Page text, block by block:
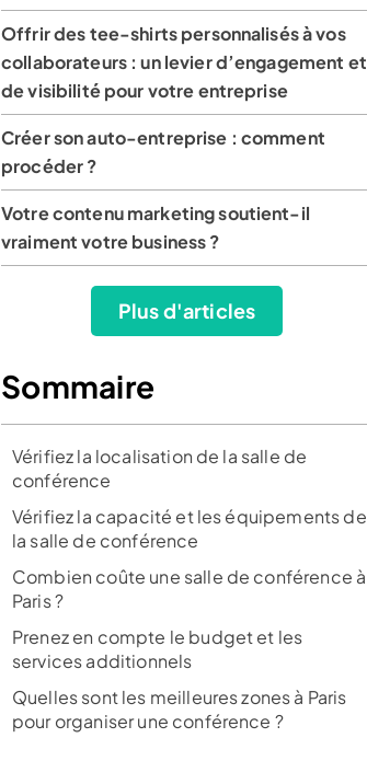
Offrir des tee-shirts personnalisés à vos
collaborateurs : un levier d’engagement et
de visibilité pour votre entreprise
Créer son auto-entreprise : comment
procéder ?
Votre contenu marketing soutient-il
vraiment votre business ?
Plus d'articles
Sommaire
Vérifiez la localisation de la salle de
conférence
Vérifiez la capacité et les équipements de
la salle de conférence
Combien coûte une salle de conférence à
Paris ?
Prenez en compte le budget et les
services additionnels
Quelles sont les meilleures zones à Paris
pour organiser une conférence ?